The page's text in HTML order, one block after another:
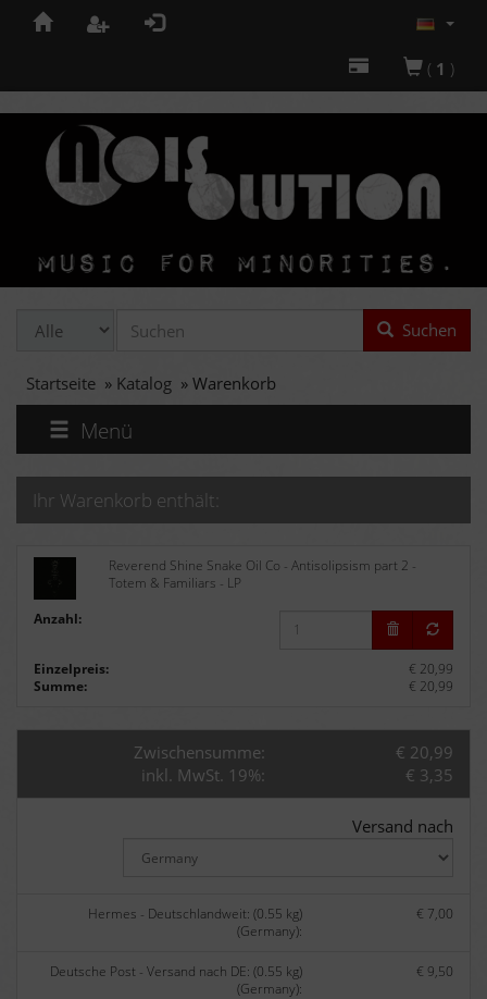
( 1 )
Suchen
Startseite » Katalog » Warenkorb
Menü
Ihr Warenkorb enthält:
Reverend Shine Snake Oil Co - Antisolipsism part 2 -
Totem & Familiars - LP
Anzahl:
Einzelpreis:
€ 20,99
Summe:
€ 20,99
Zwischensumme:
€ 20,99
inkl. MwSt. 19%:
€ 3,35
Versand nach
Hermes - Deutschlandweit: (0.55 kg)
(Germany):
€ 7,00
Deutsche Post - Versand nach DE: (0.55 kg)
(Germany):
€ 9,50